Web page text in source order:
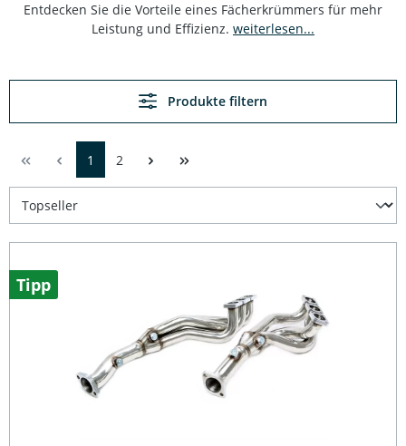
Entdecken Sie die Vorteile eines Fächerkrümmers für mehr
Leistung und Effizienz. weiterlesen...
Produkte filtern
1 2
Tipp